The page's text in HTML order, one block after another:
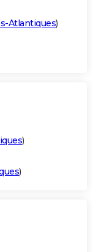
Atlantiques)
)
)